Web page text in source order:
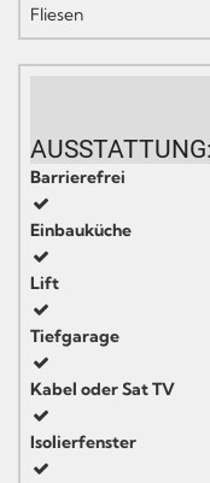
Fliesen
AUSSTATTUNG:
Barrierefrei
Einbauküche
Lift
Tiefgarage
Kabel oder Sat TV
Isolierfenster